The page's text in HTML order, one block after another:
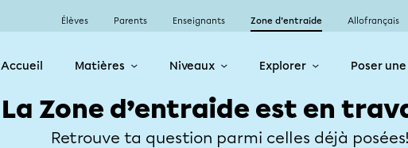
Élèves Parents Enseignants Zone d’entraide Allofrançais
Accueil Matières Niveaux Explorer Poser
La Zone d’entraide est en
Retrouve ta question parmi celles déjà